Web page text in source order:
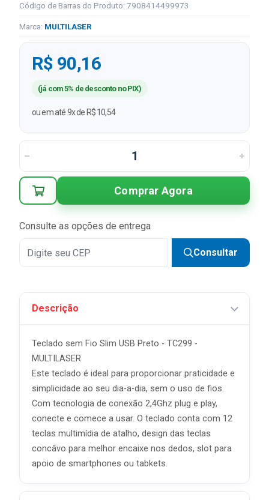
Código de Barras do Produto: 7908414499973
Marca: MULTILASER
R$ 90,16
(já com 5% de desconto no PIX)
ou em até 9x de R$ 10,54
Comprar Agora
Consulte as opções de entrega
Consultar
Descrição
Teclado sem Fio Slim USB Preto - TC299 -
MULTILASER
Este teclado é ideal para proporcionar praticidade e
simplicidade ao seu dia-a-dia, sem o uso de fios.
Com tecnologia de conexão 2,4Ghz plug e play,
conecte e comece a usar. O teclado conta com 12
teclas multimídia de atalho, design das teclas
concâvo para melhor encaixe nos dedos, slot para
apoio de smartphones ou tabkets.